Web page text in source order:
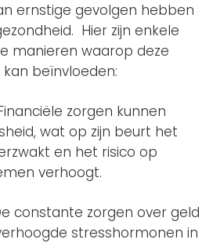
ernstige gevolgen hebben
Hier zijn enkele
manieren waarop deze
beïnvloeden:
zorgen kunnen
wat op zijn beurt het
en het risico op
verhoogt.
constante zorgen over geld
stresshormonen in